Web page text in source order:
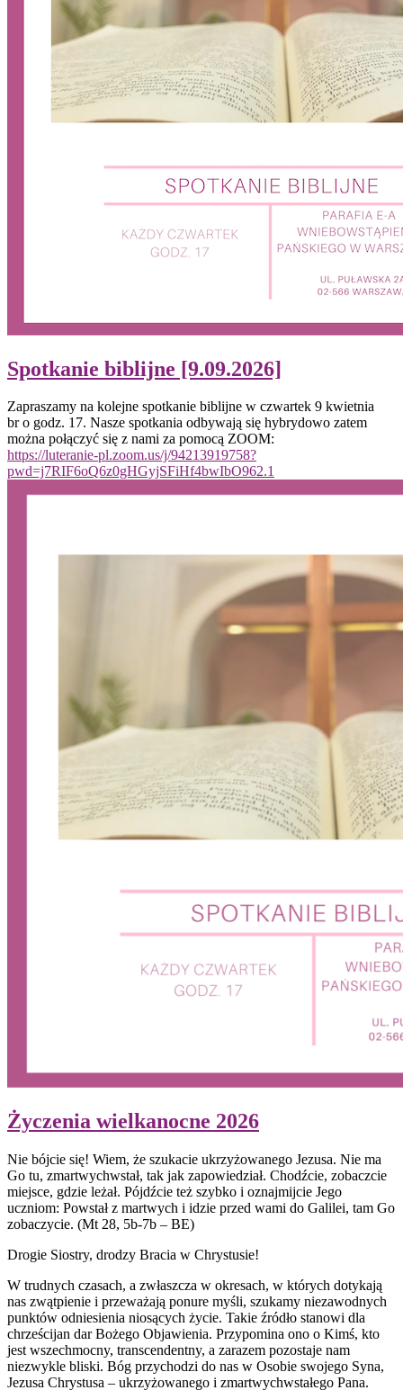
Spotkanie biblijne [9.09.2026]
Zapraszamy na kolejne spotkanie biblijne w czwartek 9 kwietnia
br o godz. 17. Nasze spotkania odbywają się hybrydowo zatem
można połączyć się z nami za pomocą ZOOM:
https://luteranie-pl.zoom.us/j/94213919758?
pwd=j7RIF6oQ6z0gHGyjSFiHf4bwIbO962.1
Życzenia wielkanocne 2026
Nie bójcie się! Wiem, że szukacie ukrzyżowanego Jezusa. Nie ma
Go tu, zmartwychwstał, tak jak zapowiedział. Chodźcie, zobaczcie
miejsce, gdzie leżał. Pójdźcie też szybko i oznajmijcie Jego
uczniom: Powstał z martwych i idzie przed wami do Galilei, tam Go
zobaczycie. (Mt 28, 5b-7b – BE)
Drogie Siostry, drodzy Bracia w Chrystusie!
W trudnych czasach, a zwłaszcza w okresach, w których dotykają
nas zwątpienie i przeważają ponure myśli, szukamy niezawodnych
punktów odniesienia niosących życie. Takie źródło stanowi dla
chrześcijan dar Bożego Objawienia. Przypomina ono o Kimś, kto
jest wszechmocny, transcendentny, a zarazem pozostaje nam
niezwykle bliski. Bóg przychodzi do nas w Osobie swojego Syna,
Jezusa Chrystusa – ukrzyżowanego i zmartwychwstałego Pana.